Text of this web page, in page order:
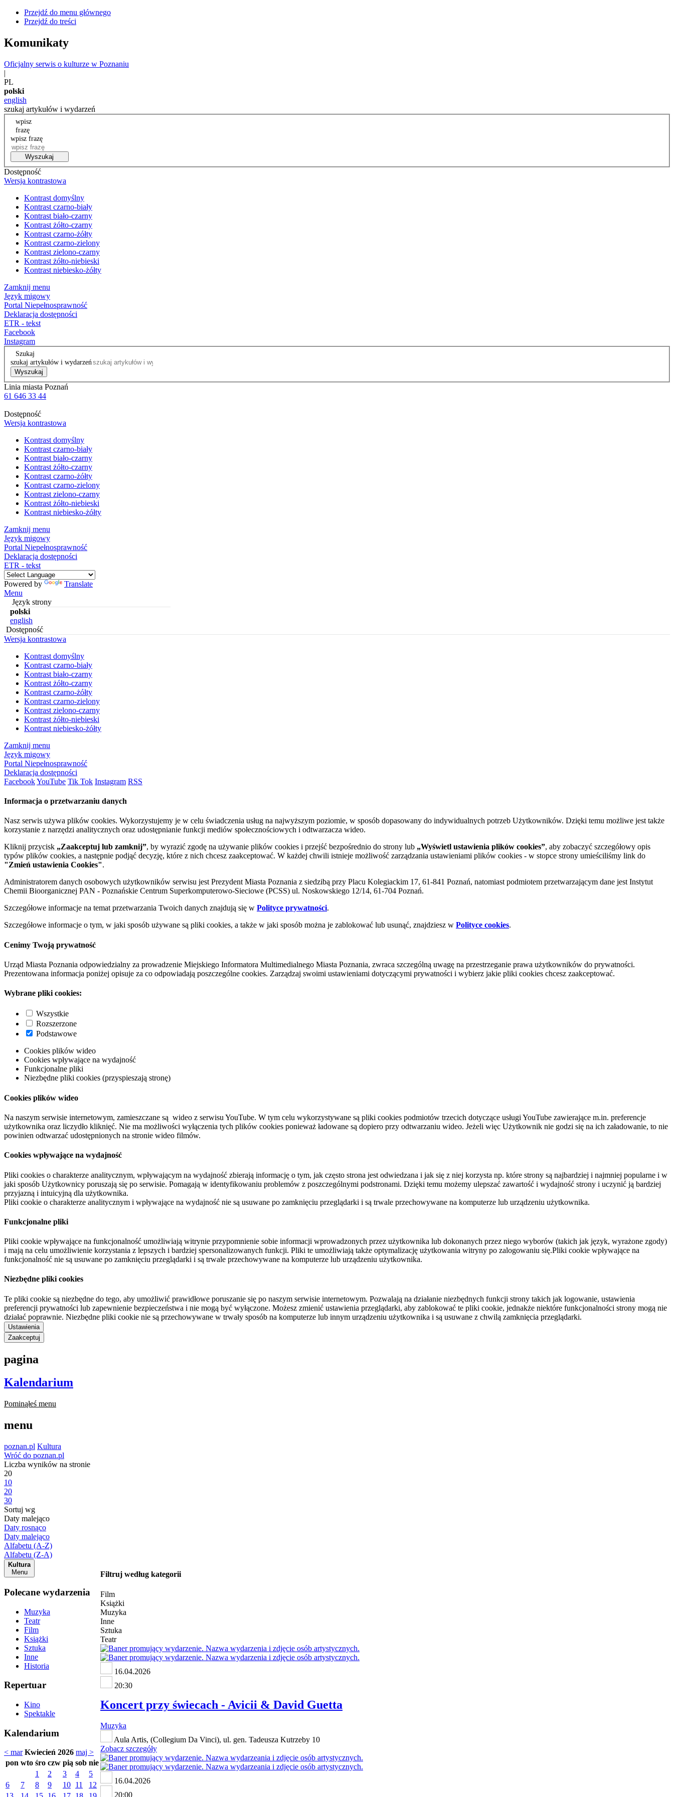
Przejdź do menu głównego
Przejdź do treści
Komunikaty
Oficjalny serwis o kulturze w Poznaniu
|
PL
polski
english
szukaj artykułów i wydarzeń
wpisz
frazę
wpisz frazę
Wyszukaj
Dostępność
Wersja kontrastowa
Kontrast domyślny
Kontrast czarno-biały
Kontrast biało-czarny
Kontrast żółto-czarny
Kontrast czarno-żółty
Kontrast czarno-zielony
Kontrast zielono-czarny
Kontrast żółto-niebieski
Kontrast niebiesko-żółty
Zamknij menu
Język migowy
Portal Niepełnosprawność
Deklaracja dostępności
ETR - tekst
Facebook
Instagram
Szukaj
szukaj artykułów i wydarzeń
Wyszukaj
Linia miasta Poznań
61 646 33 44
Dostępność
Wersja kontrastowa
Kontrast domyślny
Kontrast czarno-biały
Kontrast biało-czarny
Kontrast żółto-czarny
Kontrast czarno-żółty
Kontrast czarno-zielony
Kontrast zielono-czarny
Kontrast żółto-niebieski
Kontrast niebiesko-żółty
Zamknij menu
Język migowy
Portal Niepełnosprawność
Deklaracja dostępności
ETR - tekst
Powered by
Translate
Menu
Język strony
polski
english
Dostępność
Wersja kontrastowa
Kontrast domyślny
Kontrast czarno-biały
Kontrast biało-czarny
Kontrast żółto-czarny
Kontrast czarno-żółty
Kontrast czarno-zielony
Kontrast zielono-czarny
Kontrast żółto-niebieski
Kontrast niebiesko-żółty
Zamknij menu
Język migowy
Portal Niepełnosprawność
Deklaracja dostępności
FacebookYouTube Tik Tok Instagram RSS
Informacja o przetwarzaniu danych
Nasz serwis używa plików cookies. Wykorzystujemy je w celu świadczenia usług na najwyższym poziomie, w sposób dopasowany do indywidualnych potrzeb Użytkowników. Dzięki temu możliwe jest także
korzystanie z narzędzi analitycznych oraz udostępnianie funkcji mediów społecznościowych i odtwarzacza wideo.
Kliknij przycisk „Zaakceptuj lub zamknij”, by wyrazić zgodę na używanie plików cookies i przejść bezpośrednio do strony lub „Wyświetl ustawienia plików cookies”, aby zobaczyć szczegółowy opis
typów plików cookies, a następnie podjąć decyzję, które z nich chcesz zaakceptować. W każdej chwili istnieje możliwość zarządzania ustawieniami plików cookies - w stopce strony umieściliśmy link do
"Zmień ustawienia Cookies".
Administratorem danych osobowych użytkowników serwisu jest Prezydent Miasta Poznania z siedzibą przy Placu Kolegiackim 17, 61-841 Poznań, natomiast podmiotem przetwarzającym dane jest Instytut
Chemii Bioorganicznej PAN - Poznańskie Centrum Superkomputerowo-Sieciowe (PCSS) ul. Noskowskiego 12/14, 61-704 Poznań.
Szczegółowe informacje na temat przetwarzania Twoich danych znajdują się w Polityce prywatności.
Szczegółowe informacje o tym, w jaki sposób używane są pliki cookies, a także w jaki sposób można je zablokować lub usunąć, znajdziesz w Polityce cookies.
Cenimy Twoją prywatność
Urząd Miasta Poznania odpowiedzialny za prowadzenie Miejskiego Informatora Multimedialnego Miasta Poznania, zwraca szczególną uwagę na przestrzeganie prawa użytkowników do prywatności.
Prezentowana informacja poniżej opisuje za co odpowiadają poszczególne cookies. Zarządzaj swoimi ustawieniami dotyczącymi prywatności i wybierz jakie pliki cookies chcesz zaakceptować.
Wybrane pliki cookies:
Wszystkie
Rozszerzone
Podstawowe
Cookies plików wideo
Cookies wpływające na wydajność
Funkcjonalne pliki
Niezbędne pliki cookies (przyspieszają stronę)
Cookies plików wideo
Na naszym serwisie internetowym, zamieszczane są wideo z serwisu YouTube. W tym celu wykorzystywane są pliki cookies podmiotów trzecich dotyczące usługi YouTube zawierające m.in. preferencje
użytkownika oraz liczydło kliknięć. Nie ma możliwości wyłączenia tych plików cookies ponieważ ładowane są dopiero przy odtwarzaniu wideo. Jeżeli więc Użytkownik nie godzi się na ich załadowanie, to nie
powinien odtwarzać udostępnionych na stronie wideo filmów.
Cookies wpływające na wydajność
Pliki cookies o charakterze analitycznym, wpływającym na wydajność zbierają informację o tym, jak często strona jest odwiedzana i jak się z niej korzysta np. które strony są najbardziej i najmniej popularne i w
jaki sposób Użytkownicy poruszają się po serwisie. Pomagają w identyfikowaniu problemów z poszczególnymi podstronami. Dzięki temu możemy ulepszać zawartość i wydajność strony i uczynić ją bardziej
przyjazną i intuicyjną dla użytkownika.
Pliki cookie o charakterze analitycznym i wpływające na wydajność nie są usuwane po zamknięciu przeglądarki i są trwale przechowywane na komputerze lub urządzeniu użytkownika.
Funkcjonalne pliki
Pliki cookie wpływające na funkcjonalność umożliwiają witrynie przypomnienie sobie informacji wprowadzonych przez użytkownika lub dokonanych przez niego wyborów (takich jak język, wyrażone zgody)
i mają na celu umożliwienie korzystania z lepszych i bardziej spersonalizowanych funkcji. Pliki te umożliwiają także optymalizację użytkowania witryny po zalogowaniu się.Pliki cookie wpływające na
funkcjonalność nie są usuwane po zamknięciu przeglądarki i są trwale przechowywane na komputerze lub urządzeniu użytkownika.
Niezbędne pliki cookies
Te pliki cookie są niezbędne do tego, aby umożliwić prawidłowe poruszanie się po naszym serwisie internetowym. Pozwalają na działanie niezbędnych funkcji strony takich jak logowanie, ustawienia
preferencji prywatności lub zapewnienie bezpieczeństwa i nie mogą być wyłączone. Możesz zmienić ustawienia przeglądarki, aby zablokować te pliki cookie, jednakże niektóre funkcjonalności strony mogą nie
działać poprawnie. Niezbędne pliki cookie nie są przechowywane w trwały sposób na komputerze lub innym urządzeniu użytkownika i są usuwane z chwilą zamknięcia przeglądarki.
Ustawienia
Zaakceptuj
pagina
Kalendarium
Pominąłeś menu
menu
poznan.pl Kultura
Wróć do poznan.pl
Liczba wyników na stronie
20
10
20
30
Sortuj wg
Daty malejąco
Daty rosnąco
Daty malejąco
Alfabetu (A-Z)
Alfabetu (Z-A)
Kultura
Menu
Polecane wydarzenia
Muzyka
Teatr
Film
Książki
Sztuka
Inne
Historia
Repertuar
Kino
Spektakle
Kalendarium
< mar Kwiecień 2026 maj >
pon wto śro czw pią sob nie
1
2 3 4
5
6
7 8 9 10 11
12
Filtruj według kategorii
Film
Książki
Muzyka
Inne
Sztuka
Teatr
16.04.2026
20:30
Koncert przy świecach - Avicii & David Guetta
Muzyka
Aula Artis, (Collegium Da Vinci), ul. gen. Tadeusza Kutrzeby 10
Zobacz szczegóły
16.04.2026
20:00